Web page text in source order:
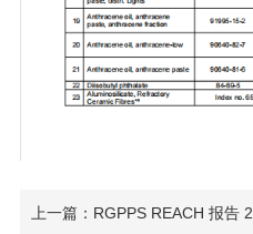
上一篇：RGPPS REACH 报告 2